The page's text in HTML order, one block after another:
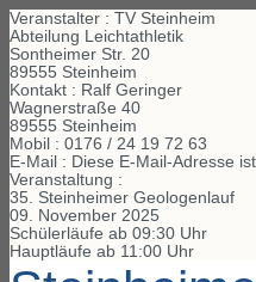
Veranstalter : TV Steinheim
Abteilung Leichtathletik
Sontheimer Str. 20
89555 Steinheim
Kontakt : Ralf Geringer
Wagnerstraße 40
89555 Steinheim
Mobil : 0176 / 24 19 72 63
E-Mail : Diese E-Mail-Adresse
Veranstaltung :
35. Steinheimer Geologenlauf
09. November 2025
Schülerläufe ab 09:30 Uhr
Hauptläufe ab 11:00 Uhr